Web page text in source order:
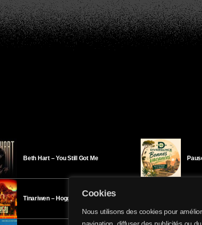
Cookies
Nous utilisons des cookies pour
Beth Hart – You Still Got Me
Tinariwen – Hoggar